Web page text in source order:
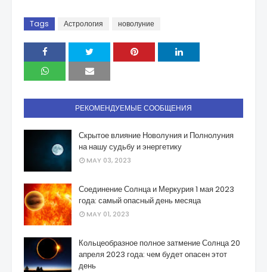
Tags Астрология новолуние
РЕКОМЕНДУЕМЫЕ СООБЩЕНИЯ
Скрытое влияние Новолуния и Полнолуния
на нашу судьбу и энергетику
MAY 03, 2023
Соединение Солнца и Меркурия 1 мая 2023
года: самый опасный день месяца
MAY 01, 2023
Кольцеобразное полное затмение Солнца 20
апреля 2023 года: чем будет опасен этот
день